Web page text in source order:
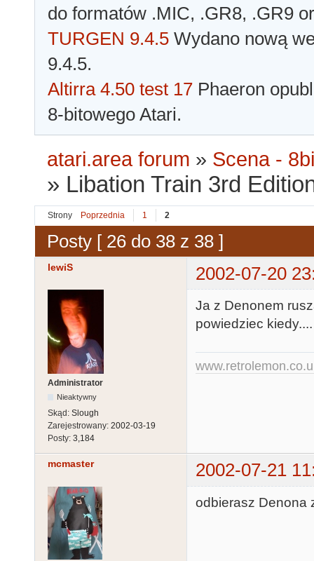
do formatów .MIC, .GR8, .GR9
TURGEN 9.4.5 Wydano nową
9.4.5.
Altirra 4.50 test 17 Phaeron
8-bitowego Atari.
atari.area forum » Scena -
» Libation Train 3rd
Strony Poprzednia 1 2
Posty [ 26 do 38 z 38 ]
lewiS 2002-07-20
Administrator
Nieaktywny
Skąd: Slough
Zarejestrowany: 2002-03-19
Posty: 3,184
Ja z Denonem
powiedziec
mcmaster 2002-07-21
odbierasz Denona